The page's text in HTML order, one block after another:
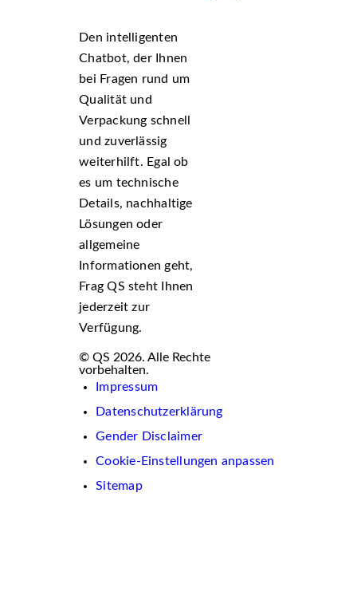
Den intelligenten
Chatbot, der Ihnen
bei Fragen rund um
Qualität und
Verpackung schnell
und zuverlässig
weiterhilft. Egal ob
es um technische
Details, nachhaltige
Lösungen oder
allgemeine
Informationen geht,
Frag QS steht Ihnen
jederzeit zur
Verfügung.
© QS 2026. Alle Rechte
vorbehalten.
Impressum
Datenschutzerklärung
Gender Disclaimer
Cookie-Einstellungen anpassen
Sitemap